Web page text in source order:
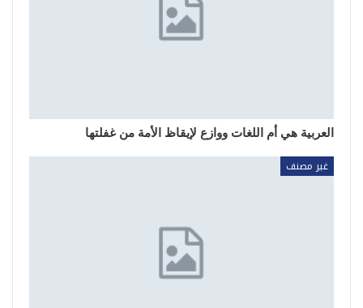
العربية هي أم اللغات ووازع لإيقاظ الأمة من غفلتها
غير مصنف